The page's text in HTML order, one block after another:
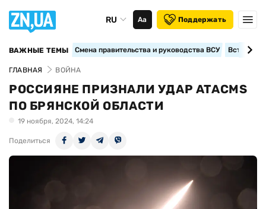
RU Аа Поддержать
ВАЖНЫЕ ТЕМЫ Смена правительства и руководства ВСУ
ГЛАВНАЯ ВОЙНА
РОССИЯНЕ ПРИЗНАЛИ УДАР ATACMS
ПО БРЯНСКОЙ ОБЛАСТИ
19 ноября, 2024, 14:24
Поделиться